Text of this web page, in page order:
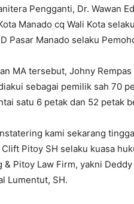
Pengganti, Dr. Wawan
Manado cq Wali Kota
Pasar Manado selaku
MA tersebut, Johny
sebagai pemilik sah 70
satu 6 petak dan 52 petak
kami sekarang
Clift Pitoy SH selaku kuasa
& Pitoy Law Firm, yakni
Lumentut, SH.